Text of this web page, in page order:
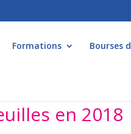
Formations Bourses
en 2018